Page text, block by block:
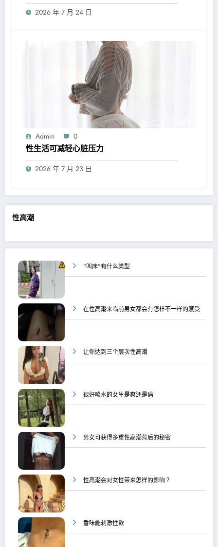
性高潮
“叫床”有什么类型
在性高潮来临前男女都会有怎样不一样的感受
让你达到三个层次性高潮
很好喷水的女生是爽还是病
男女可获得多重性高潮背后的秘密
性高潮会对女性带来怎样的影响？
香味能刺激性欲
2026 年 7 月 24 日
Admin 0
性生活可减轻心脏压力
2026 年 7 月 23 日